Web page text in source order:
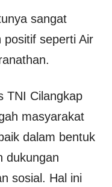
sangat
positif seperti Air
TNI Cilangkap
masyarakat
dalam bentuk
dukungan
sosial. Hal ini